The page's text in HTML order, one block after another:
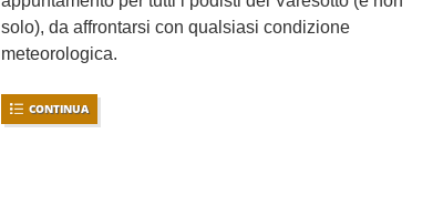
solo), da affrontarsi con qualsiasi condizione
meteorologica.
CONTINUA